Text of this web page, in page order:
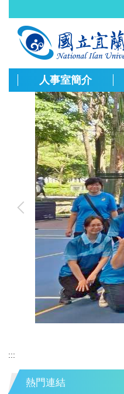
到
容
人事室簡介
:::
熱門連結